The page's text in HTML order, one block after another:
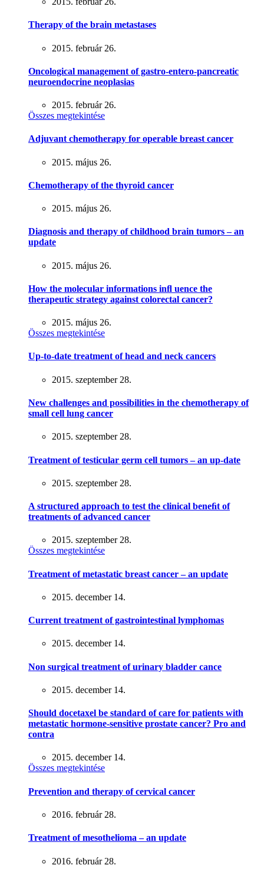
Therapy of the brain metastases
2015. február 26.
Oncological management of gastro-entero-pancreatic
neuroendocrine neoplasias
2015. február 26.
Összes megtekintése
Adjuvant chemotherapy for operable breast cancer
2015. május 26.
Chemotherapy of the thyroid cancer
2015. május 26.
Diagnosis and therapy of childhood brain tumors – an
update
2015. május 26.
How the molecular informations inﬂ uence the
therapeutic strategy against colorectal cancer?
2015. május 26.
Összes megtekintése
Up-to-date treatment of head and neck cancers
2015. szeptember 28.
New challenges and possibilities in the chemotherapy of
small cell lung cancer
2015. szeptember 28.
Treatment of testicular germ cell tumors – an up-date
2015. szeptember 28.
A structured approach to test the clinical beneﬁt of
treatments of advanced cancer
2015. szeptember 28.
Összes megtekintése
Treatment of metastatic breast cancer – an update
2015. december 14.
Current treatment of gastrointestinal lymphomas
2015. december 14.
Non surgical treatment of urinary bladder cance
2015. december 14.
Should docetaxel be standard of care for patients with
metastatic hormone-sensitive prostate cancer? Pro and
contra
2015. december 14.
Összes megtekintése
Prevention and therapy of cervical cancer
2016. február 28.
Treatment of mesothelioma – an update
2016. február 28.